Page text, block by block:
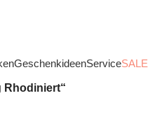
GeschenkideenServiceSALE
Rhodiniert“